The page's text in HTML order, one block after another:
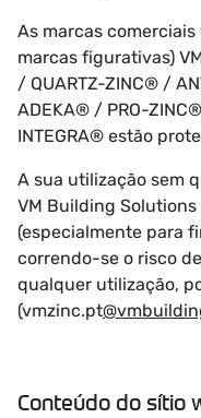
As marcas
marcas figurativas)
/ QUARTZ-ZINC® /
ADEKA® / PRO-
INTEGRA® estão
A sua utilização sem
VM Building
(especialmente para
correndo-se o risco
qualquer utilização,
(vmzinc.pt
Conteúdo do sítio